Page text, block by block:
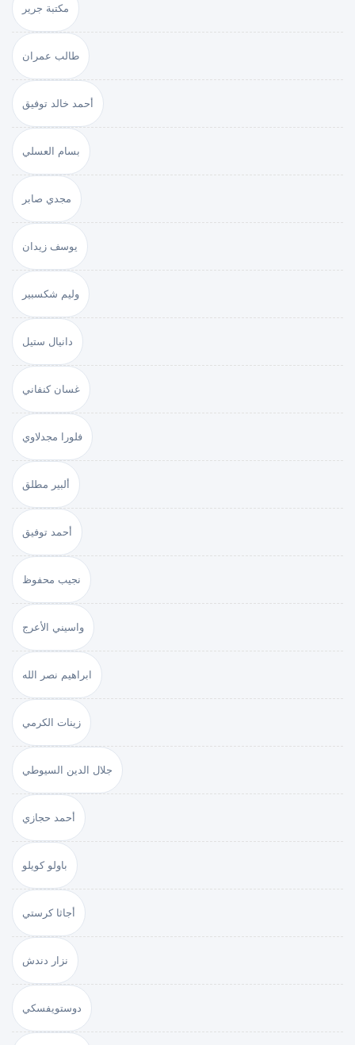
مكتبة جرير
طالب عمران
أحمد خالد توفيق
بسام العسلي
مجدي صابر
يوسف زيدان
وليم شكسبير
دانيال ستيل
غسان كنفاني
فلورا مجدلاوي
ألبير مطلق
أحمد توفيق
نجيب محفوظ
واسيني الأعرج
ابراهيم نصر الله
زينات الكرمي
جلال الدين السيوطي
أحمد حجازي
باولو كويلو
أجاثا كرستي
نزار دندش
دوستويفسكي